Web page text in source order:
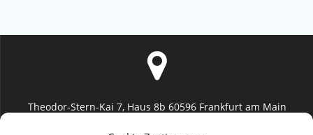
Theodor-Stern-Kai 7, Haus 8b 60596 Frankfurt am Main